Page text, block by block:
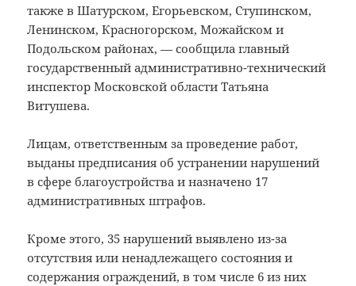
также в Шатурском, Егорьевском, Ступинском,
Ленинском, Красногорском, Можайском и
Подольском районах, — сообщила главный
государственный административно-технический
инспектор Московской области Татьяна
Витушева.
Лицам, ответственным за проведение работ,
выданы предписания об устранении нарушений
в сфере благоустройства и назначено 17
административных штрафов.
Кроме этого, 35 нарушений выявлено из-за
отсутствия или ненадлежащего состояния и
содержания ограждений, в том числе 6 из них